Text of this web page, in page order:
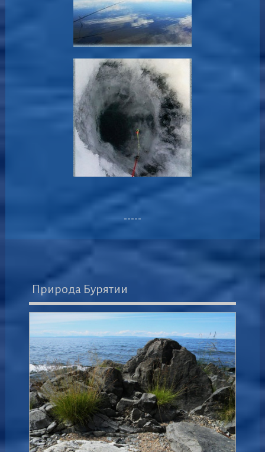
-----
Природа Бурятии